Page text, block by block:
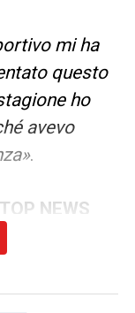
mi ha
questo
ho
avevo
.
NEWS